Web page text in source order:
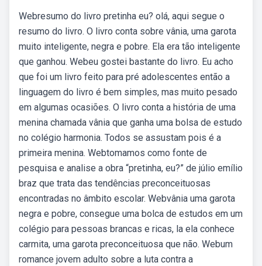
Webresumo do livro pretinha eu? olá, aqui segue o
resumo do livro. O livro conta sobre vânia, uma garota
muito inteligente, negra e pobre. Ela era tão inteligente
que ganhou. Webeu gostei bastante do livro. Eu acho
que foi um livro feito para pré adolescentes então a
linguagem do livro é bem simples, mas muito pesado
em algumas ocasiões. O livro conta a história de uma
menina chamada vânia que ganha uma bolsa de estudo
no colégio harmonia. Todos se assustam pois é a
primeira menina. Webtomamos como fonte de
pesquisa e analise a obra “pretinha, eu?” de júlio emílio
braz que trata das tendências preconceituosas
encontradas no âmbito escolar. Webvânia uma garota
negra e pobre, consegue uma bolca de estudos em um
colégio para pessoas brancas e ricas, la ela conhece
carmita, uma garota preconceituosa que não. Webum
romance jovem adulto sobre a luta contra a